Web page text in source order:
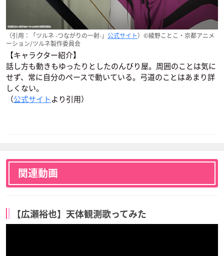
（引用：「ツルネ -つながりの一射-」 公式サイト）©綾野ことこ・京都アニメ
ーション/ツルネ製作委員会
【キャラクター紹介】
話し方も動きもゆったりとしたのんびり屋。周囲のことは気に
せず、常に自分のペースで動いている。弓道のことはあまり詳
しくない。
（公式サイトより引用）
関連動画
【広瀬裕也】天体観測歌ってみた